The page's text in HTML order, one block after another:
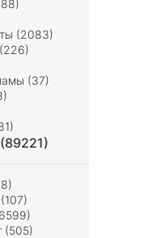
(2083)
(37)
(505)